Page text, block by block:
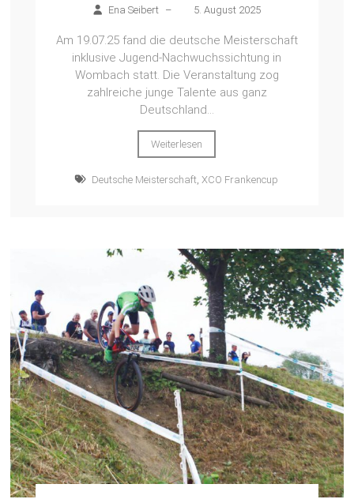
Ena Seibert – 5. August 2025
Am 19.07.25 fand die deutsche Meisterschaft
inklusive Jugend-Nachwuchssichtung in
Wombach statt. Die Veranstaltung zog
zahlreiche junge Talente aus ganz
Deutschland...
Weiterlesen
Deutsche Meisterschaft, XCO Frankencup